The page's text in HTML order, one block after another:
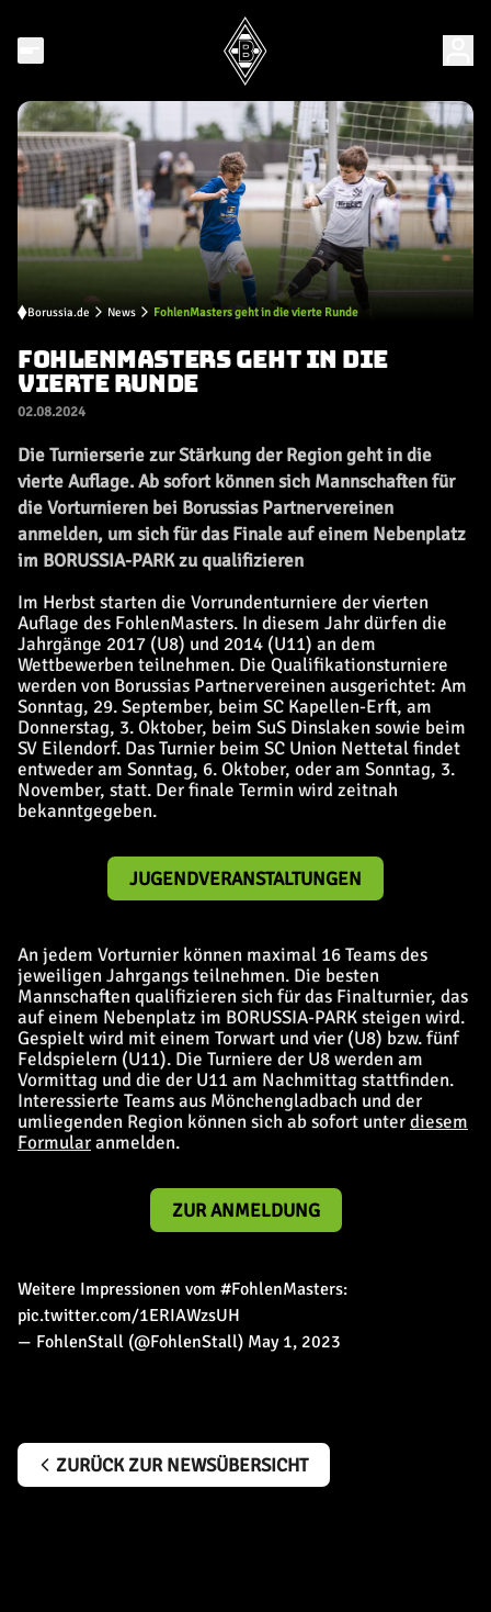
Borussia.de News FohlenMasters geht in die vierte Runde
FOHLENMASTERS GEHT IN DIE
VIERTE RUNDE
02.08.2024
Die Turnierserie zur Stärkung der Region geht in die
vierte Auflage. Ab sofort können sich Mannschaften für
die Vorturnieren bei Borussias Partnervereinen
anmelden, um sich für das Finale auf einem Nebenplatz
im BORUSSIA-PARK zu qualifizieren
Im Herbst starten die Vorrundenturniere der vierten
Auflage des FohlenMasters. In diesem Jahr dürfen die
Jahrgänge 2017 (U8) und 2014 (U11) an dem
Wettbewerben teilnehmen. Die Qualifikationsturniere
werden von Borussias Partnervereinen ausgerichtet: Am
Sonntag, 29. September, beim SC Kapellen-Erft, am
Donnerstag, 3. Oktober, beim SuS Dinslaken sowie beim
SV Eilendorf. Das Turnier beim SC Union Nettetal findet
entweder am Sonntag, 6. Oktober, oder am Sonntag, 3.
November, statt. Der finale Termin wird zeitnah
bekanntgegeben.
JUGENDVERANSTALTUNGEN
An jedem Vorturnier können maximal 16 Teams des
jeweiligen Jahrgangs teilnehmen. Die besten
Mannschaften qualifizieren sich für das Finalturnier, das
auf einem Nebenplatz im BORUSSIA-PARK steigen wird.
Gespielt wird mit einem Torwart und vier (U8) bzw. fünf
Feldspielern (U11). Die Turniere der U8 werden am
Vormittag und die der U11 am Nachmittag stattfinden.
Interessierte Teams aus Mönchengladbach und der
umliegenden Region können sich ab sofort unterdiesem
Formularanmelden.
ZUR ANMELDUNG
Weitere Impressionen vom #FohlenMasters:
pic.twitter.com/1ERIAWzsUH
— FohlenStall (@FohlenStall) May 1, 2023
ZURÜCK ZUR NEWSÜBERSICHT